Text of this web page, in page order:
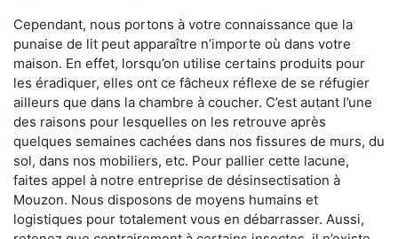
Cependant, nous portons à votre connaissance que la
punaise de lit peut apparaître n’importe où dans votre
maison. En effet, lorsqu’on utilise certains produits pour
les éradiquer, elles ont ce fâcheux réflexe de se réfugier
ailleurs que dans la chambre à coucher. C’est autant l’une
des raisons pour lesquelles on les retrouve après
quelques semaines cachées dans nos fissures de murs, du
sol, dans nos mobiliers, etc. Pour pallier cette lacune,
faites appel à notre entreprise de désinsectisation à
Mouzon. Nous disposons de moyens humains et
logistiques pour totalement vous en débarrasser. Aussi,